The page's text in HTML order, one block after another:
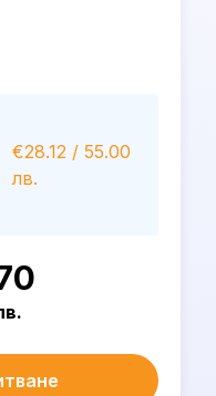
€28.12 / 55.00
лв.